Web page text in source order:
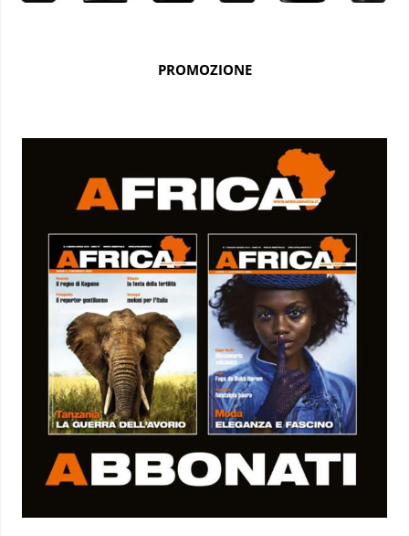
PROMOZIONE